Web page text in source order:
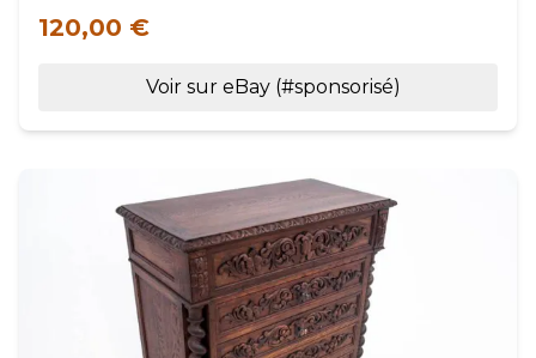
120,00 €
Voir sur eBay (#sponsorisé)